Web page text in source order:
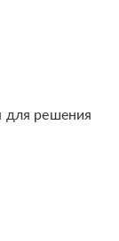
для решения